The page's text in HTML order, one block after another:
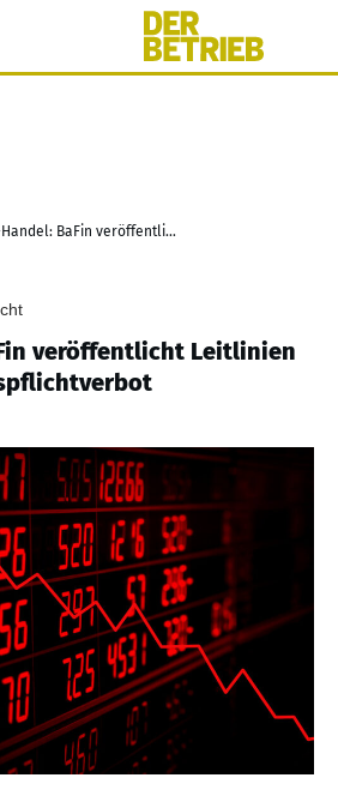
CFD-Handel: BaFin veröffentlicht Leitlinien zum Nachschusspflichtverbot
veröffentlicht Leitlinien